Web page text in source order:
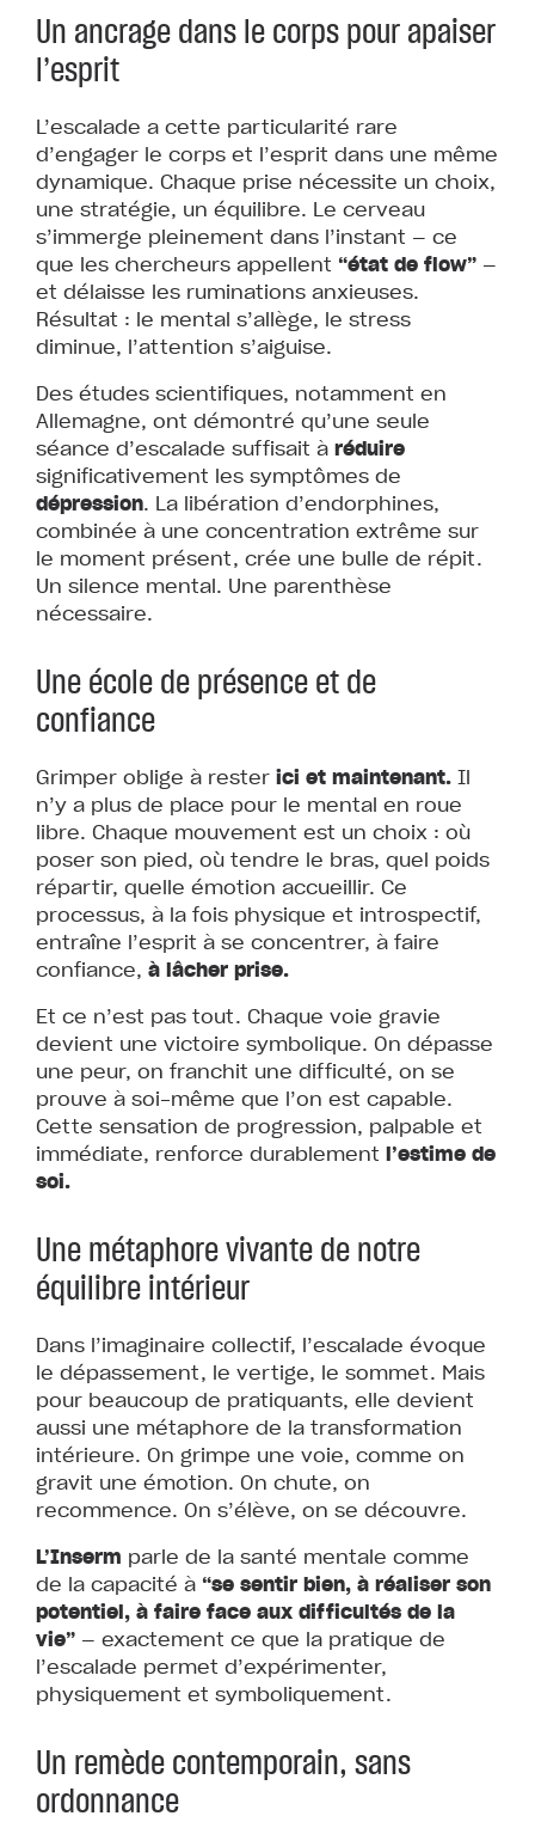
Un ancrage dans le corps pour apaiser
l’esprit
L’escalade a cette particularité rare
d’engager le corps et l’esprit dans une même
dynamique. Chaque prise nécessite un choix,
une stratégie, un équilibre. Le cerveau
s’immerge pleinement dans l’instant — ce
que les chercheurs appellent “état de flow” —
et délaisse les ruminations anxieuses.
Résultat : le mental s’allège, le stress
diminue, l’attention s’aiguise.
Des études scientifiques, notamment en
Allemagne, ont démontré qu’une seule
séance d’escalade suffisait à réduire
significativement les symptômes de
dépression. La libération d’endorphines,
combinée à une concentration extrême sur
le moment présent, crée une bulle de répit.
Un silence mental. Une parenthèse
nécessaire.
Une école de présence et de
confiance
Grimper oblige à rester ici et maintenant. Il
n’y a plus de place pour le mental en roue
libre. Chaque mouvement est un choix : où
poser son pied, où tendre le bras, quel poids
répartir, quelle émotion accueillir. Ce
processus, à la fois physique et introspectif,
entraîne l’esprit à se concentrer, à faire
confiance, à lâcher prise.
Et ce n’est pas tout. Chaque voie gravie
devient une victoire symbolique. On dépasse
une peur, on franchit une difficulté, on se
prouve à soi-même que l’on est capable.
Cette sensation de progression, palpable et
immédiate, renforce durablement l’estime de
soi.
Une métaphore vivante de notre
équilibre intérieur
Dans l’imaginaire collectif, l’escalade évoque
le dépassement, le vertige, le sommet. Mais
pour beaucoup de pratiquants, elle devient
aussi une métaphore de la transformation
intérieure. On grimpe une voie, comme on
gravit une émotion. On chute, on
recommence. On s’élève, on se découvre.
L’Inserm parle de la santé mentale comme
de la capacité à “se sentir bien, à réaliser son
potentiel, à faire face aux difficultés de la
vie” — exactement ce que la pratique de
l’escalade permet d’expérimenter,
physiquement et symboliquement.
Un remède contemporain, sans
ordonnance